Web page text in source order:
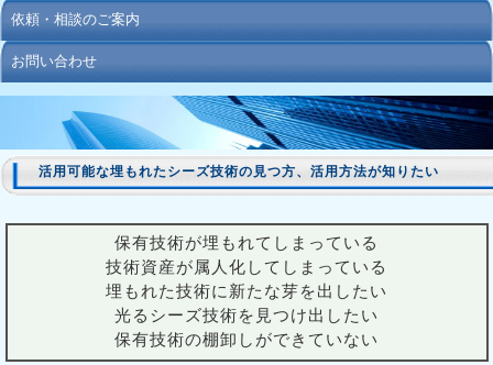
依頼・相談のご案内
お問い合わせ
活用可能な埋もれたシーズ技術の見つ方、活用方法が知りたい
保有技術が埋もれてしまっている
技術資産が属人化してしまっている
埋もれた技術に新たな芽を出したい
光るシーズ技術を見つけ出したい
保有技術の棚卸しができていない